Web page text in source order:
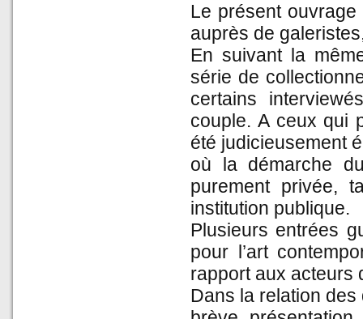
Le présent
auprès de
En suivant la
série de
certains
couple. A ceux qui
été judicieusement
où la démarche
purement privée,
institution publique.
Plusieurs entrées
pour l’art
rapport aux acteurs
Dans la relation